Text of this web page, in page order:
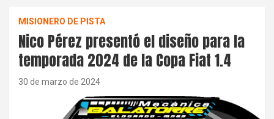
MISIONERO DE PISTA
Nico Pérez presentó el diseño para la
temporada 2024 de la Copa Fiat 1.4
30 de marzo de 2024